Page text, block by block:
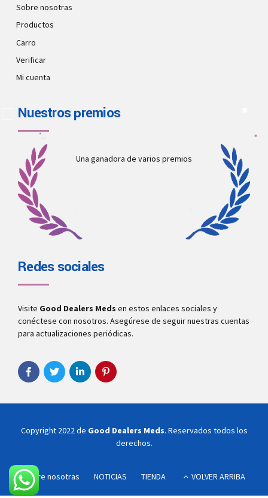
Sobre nosotras
Productos
Carro
Verificar
Mi cuenta
Nuestros premios
Una ganadora de varios premios
Redes sociales
Visite Good Dealers Meds en estos enlaces sociales y
conéctese con nosotros. Asegúrese de seguir nuestras cuentas
para actualizaciones periódicas.
Copyright 2022 de Good Dealers Meds. Reservados todos los
derechos.
Sobre nosotras NOTICIAS TIENDA VOLVER ARRIBA